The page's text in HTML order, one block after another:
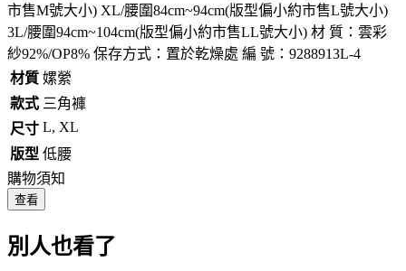
市售M號大小) XL/腰圍84cm~94cm(版型偏小約市售L號大小)
3L/腰圍94cm~104cm(版型偏小約市售LL號大小) 材 質：雲彩
紗92%/OP8% 保存方式：置於乾燥處 編 號：9288913L-4
材質 嫘縈
款式 三角褲
尺寸 L, XL
版型 低腰
購物須知
查看
別人也看了